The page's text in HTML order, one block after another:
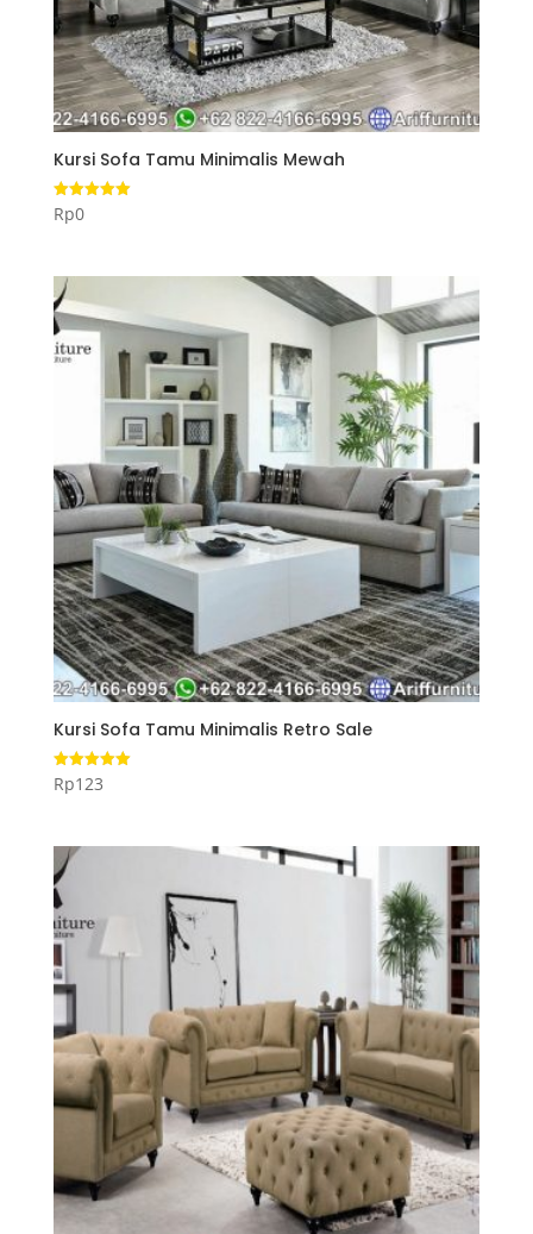
Kursi Sofa Tamu Minimalis Mewah
Dinilai
5.00
Rp0
Kursi Sofa Tamu Minimalis Retro Sale
Dinilai
5.00
Rp123